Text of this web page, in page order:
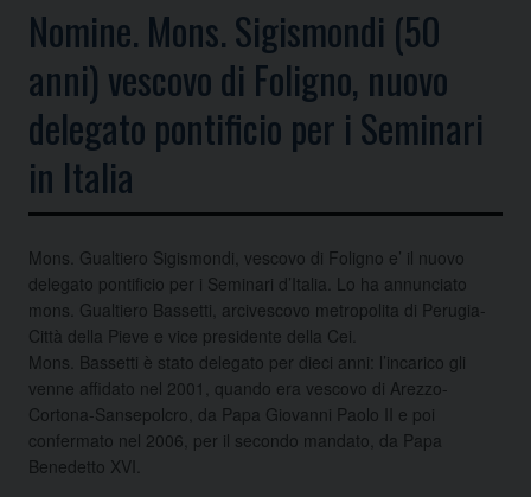
Nomine. Mons. Sigismondi (50
anni) vescovo di Foligno, nuovo
delegato pontificio per i Seminari
in Italia
Mons. Gualtiero Sigismondi, vescovo di Foligno e’ il nuovo
delegato pontificio per i Seminari d’Italia. Lo ha annunciato
mons. Gualtiero Bassetti, arcivescovo metropolita di Perugia-
Città della Pieve e vice presidente della Cei.
Mons. Bassetti è stato delegato per dieci anni: l’incarico gli
venne affidato nel 2001, quando era vescovo di Arezzo-
Cortona-Sansepolcro, da Papa Giovanni Paolo II e poi
confermato nel 2006, per il secondo mandato, da Papa
Benedetto XVI.